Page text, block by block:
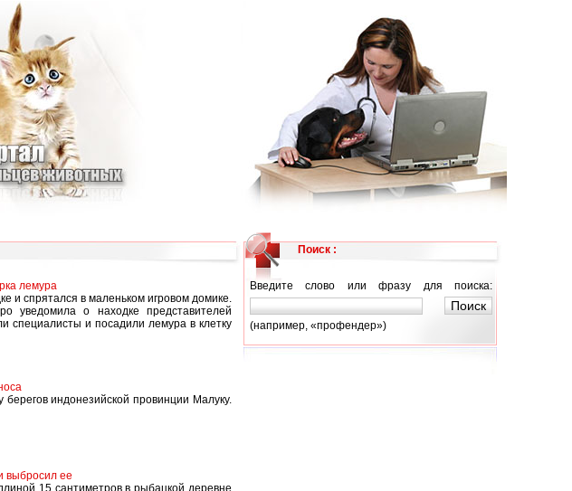
лемура
и спрятался в маленьком игровом домике.
уведомила о находке представителей
и посадили лемура в клетку
индонезийской провинции Малуку.
выбросил ее
15 сантиметров в рыбацкой деревне
Поиск :
Введите слово или фразу для поиска:
(например, «профендер»)